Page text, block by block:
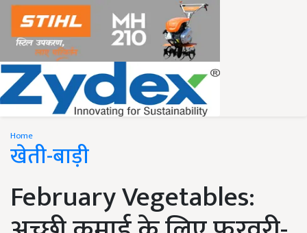
Home
खेती-बाड़ी
February Vegetables: